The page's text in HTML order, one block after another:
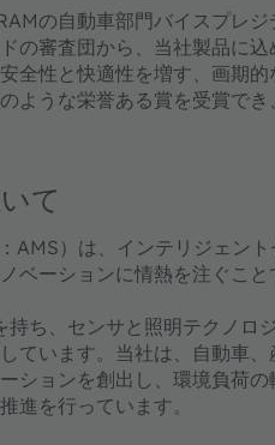
の自動車部門バイスプレ
の審査団から、当社製品に
全性と快適性を増す、画期
ような栄誉ある賞を受賞で
て
AMS）は、インテリジェン
ベーションに情熱を注ぐこ
持ち、センサと照明テクノ
ています。当社は、自動車
ションを創出し、環境負荷
進を行っています。